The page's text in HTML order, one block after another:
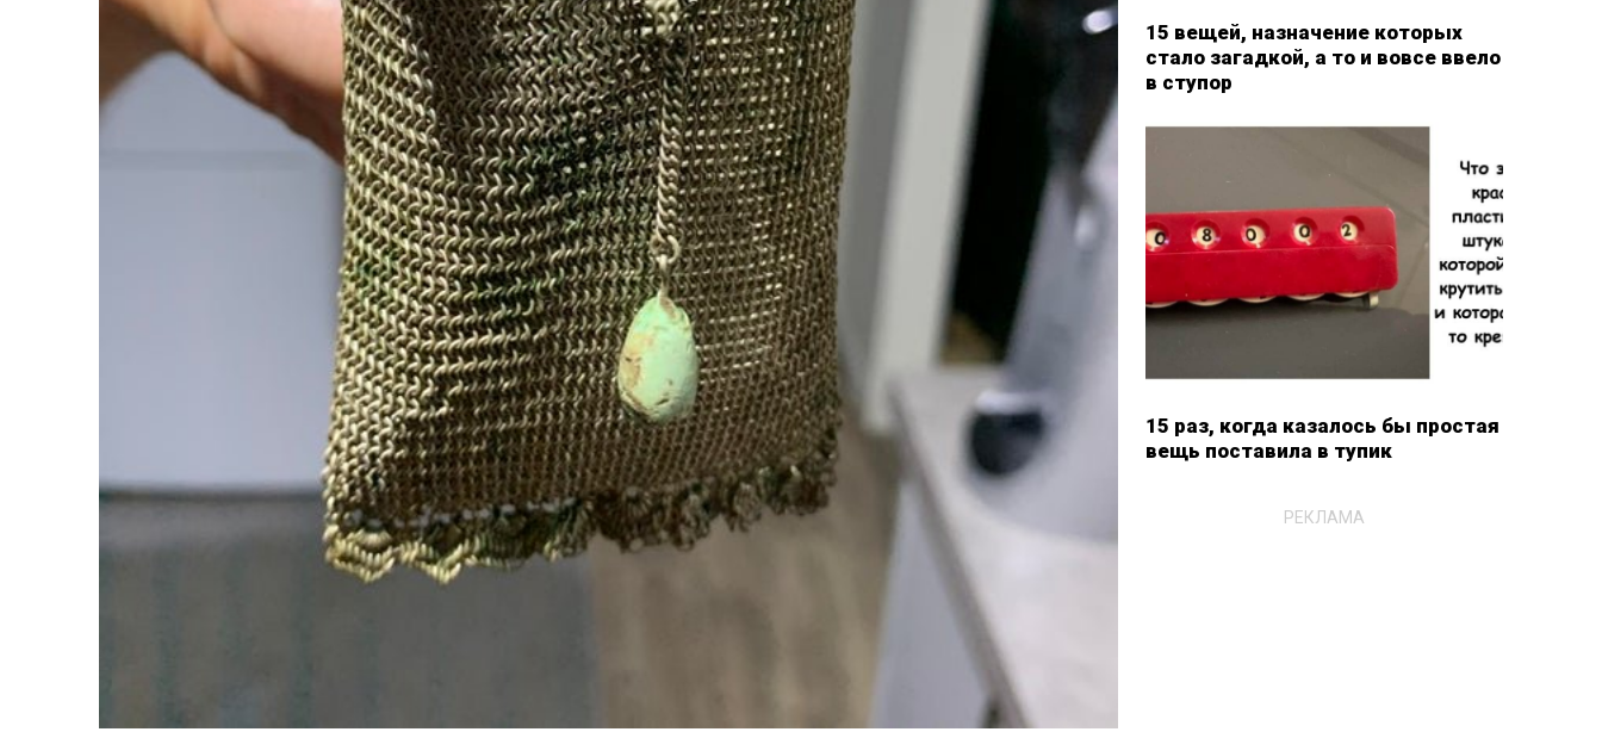
15 вещей, назначение которых
стало загадкой, а то и вовсе ввело
в ступор
15 раз, когда казалось бы простая
вещь поставила в тупик
РЕКЛАМА